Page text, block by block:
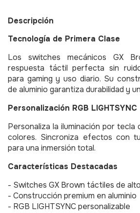
Descripción
Tecnología de Primera Clase
Los switches mecánicos GX
respuesta táctil perfecta sin
para gaming y uso diario. Su
de aluminio garantiza durabilidad y
Personalización RGB LIGHTSYNC
Personaliza la iluminación por tecla
colores. Sincroniza efectos con
para una inmersión total.
Características Destacadas
- Switches GX Brown táctiles de
- Construcción premium en aluminio
- RGB LIGHTSYNC personalizable